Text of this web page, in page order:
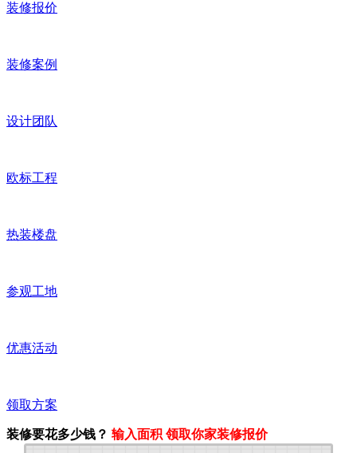
装修报价
装修案例
设计团队
欧标工程
热装楼盘
参观工地
优惠活动
领取方案
装修要花多少钱？ 输入面积 领取你家装修报价